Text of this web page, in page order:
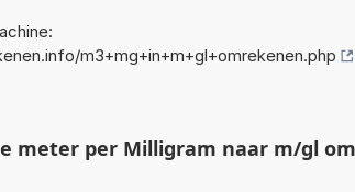
m3+mg+in+m+gl+omrekenen.php
meter per Milligram naar m/gl